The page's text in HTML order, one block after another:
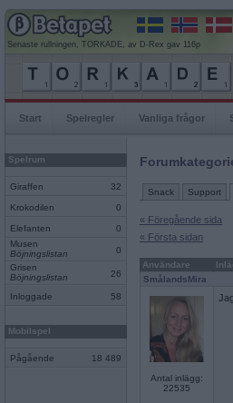
Senaste rullningen, TORKADE, av D-Rex gav 116p
Start Spelregler Vanliga frågor
Spelrum
Giraffen 32
Krokodilen 0
Elefanten
0
Musen
Böjningslistan
0
Grisen
Böjningslistan
26
Inloggade 58
Mobilspel
Pågående 18 489
Snack Support
« Föregående sida
« Första sidan
Användare
SmålandsMira
Antal inlägg:
22535